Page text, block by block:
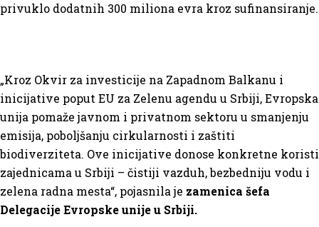
privuklo dodatnih 300 miliona evra kroz sufinansiranje.
„Kroz Okvir za investicije na Zapadnom Balkanu i
inicijative poput EU za Zelenu agendu u Srbiji, Evropska
unija pomaže javnom i privatnom sektoru u smanjenju
emisija, poboljšanju cirkularnosti i zaštiti
biodiverziteta. Ove inicijative donose konkretne koristi
zajednicama u Srbiji – čistiji vazduh, bezbedniju vodu i
zelena radna mesta“, pojasnila je zamenica šefa
Delegacije Evropske unije u Srbiji.